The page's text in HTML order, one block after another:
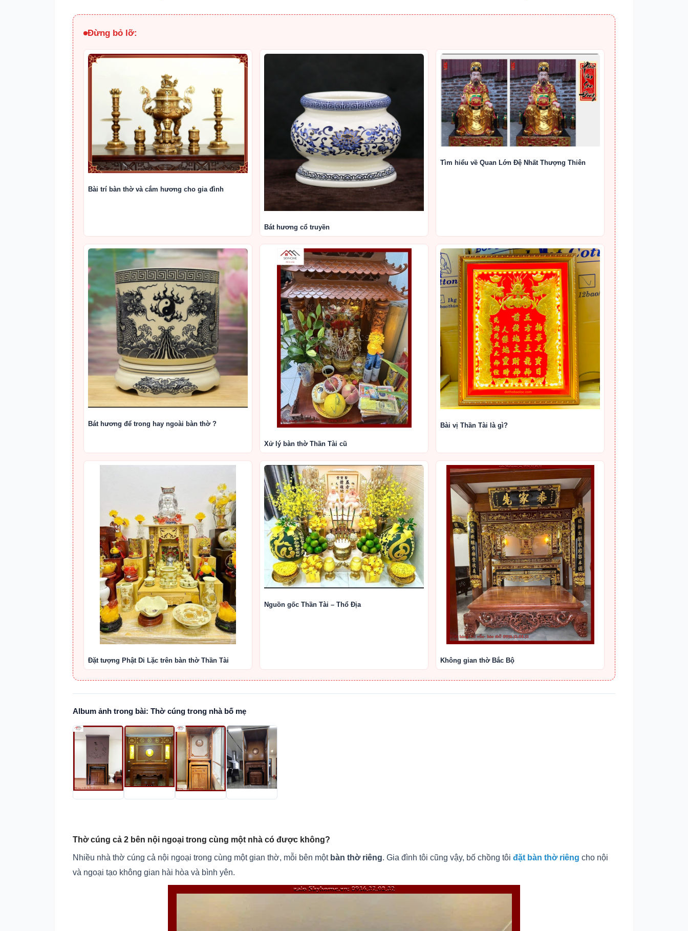
Đừng bỏ lỡ:
Bài trí bàn thờ và cắm hương cho gia đình
Bát hương cổ truyền
Tìm hiểu về Quan Lớn Đệ Nhất Thượng Thiên
Bát hương để trong hay ngoài bàn thờ ?
Xử lý bàn thờ Thần Tài cũ
Bài vị Thần Tài là gì?
Đặt tượng Phật Di Lặc trên bàn thờ Thần Tài
Nguồn gốc Thần Tài – Thổ Địa
Không gian thờ Bắc Bộ
Album ảnh trong bài: Thờ cúng trong nhà bố mẹ
Thờ cúng cả 2 bên nội ngoại trong cùng một nhà có được không?
Nhiều nhà thờ cúng cả nội ngoại trong cùng một gian thờ, mỗi bên một bàn thờ riêng. Gia đình tôi cũng vậy, bố chồng tôi đặt bàn thờ riêng cho nội
và ngoại tạo không gian hài hòa và bình yên.